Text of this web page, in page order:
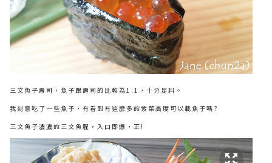
三文魚子壽司，魚子跟壽司的比較為1:1，十分足料。
我刻意吃了一些魚子，有看到有這麼多的紫菜高度可以載魚子嗎?
三文魚子濃濃的三文魚腥，入口即爆，正!